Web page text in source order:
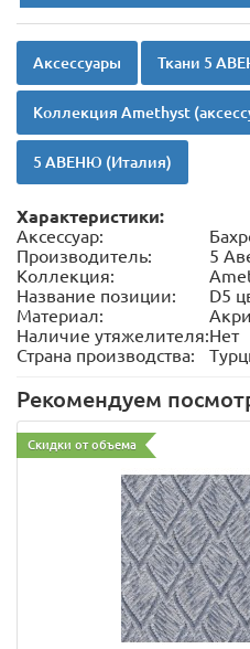
Аксессуары Ткани 5
Коллекция Amethyst
5 АВЕНЮ (Италия)
Характеристики:
Аксессуар:
Производитель:
5
Коллекция:
Название позиции:
D5
Материал:
Наличие утяжелителя:Нет
Страна производства:
Рекомендуем
Скидки от объема